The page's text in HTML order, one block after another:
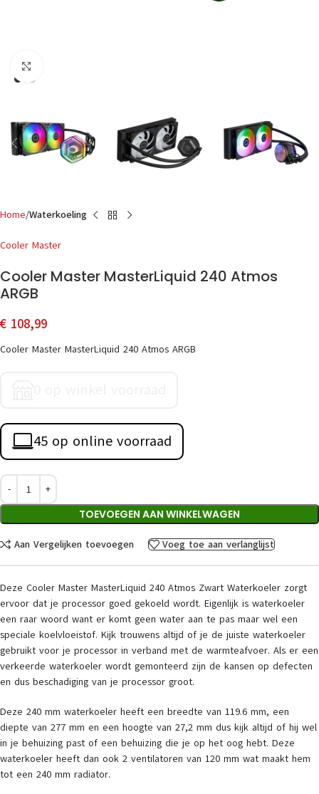
Home Waterkoeling
Cooler Master
Cooler Master MasterLiquid 240 Atmos
ARGB
€ 108,99
Cooler Master MasterLiquid 240 Atmos ARGB
45 op online voorraad
TOEVOEGEN AAN WINKELWAGEN
Aan Vergelijken toevoegen Voeg toe aan verlanglijst
Deze Cooler Master MasterLiquid 240 Atmos Zwart Waterkoeler zorgt
ervoor dat je processor goed gekoeld wordt. Eigenlijk is waterkoeler
een raar woord want er komt geen water aan te pas maar wel een
speciale koelvloeistof. Kijk trouwens altijd of je de juiste waterkoeler
gebruikt voor je processor in verband met de warmteafvoer. Als er een
verkeerde waterkoeler wordt gemonteerd zijn de kansen op defecten
en dus beschadiging van je processor groot.
Deze 240 mm waterkoeler heeft een breedte van 119.6 mm, een
diepte van 277 mm en een hoogte van 27,2 mm dus kijk altijd of hij wel
in je behuizing past of een behuizing die je op het oog hebt. Deze
waterkoeler heeft dan ook 2 ventilatoren van 120 mm wat maakt hem
tot een 240 mm radiator.